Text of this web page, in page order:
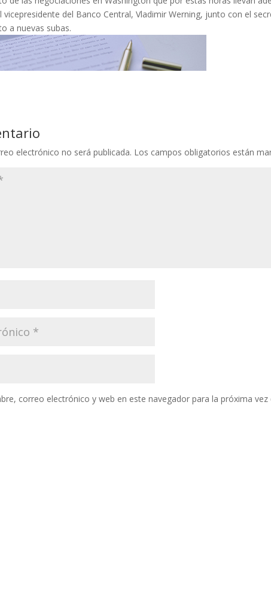
vicepresidente del Banco Central, Vladimir Werning, junto con el
a nuevas subas.
electrónico no será publicada. Los campos obligatorios están
correo electrónico y web en este navegador para la próxima vez